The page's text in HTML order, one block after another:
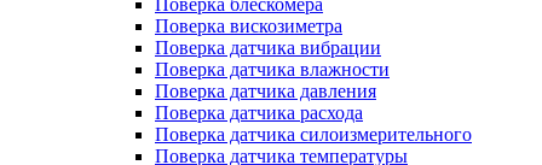
Поверка блескомера
Поверка вискозиметра
Поверка датчика вибрации
Поверка датчика влажности
Поверка датчика давления
Поверка датчика расхода
Поверка датчика силоизмерительного
Поверка датчика температуры